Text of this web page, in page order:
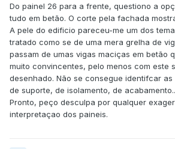
Do painel 26 para a frente, questiono a
tudo em betão. O corte pela fachada
A pele do edificio pareceu-me um dos
tratado como se de uma mera grelha de
passam de umas vigas maciças em betão
muito convincentes, pelo menos com este
desenhado. Não se consegue identifcar
de suporte, de isolamento, de
Pronto, peço desculpa por qualquer
interpretaçao dos paineis.